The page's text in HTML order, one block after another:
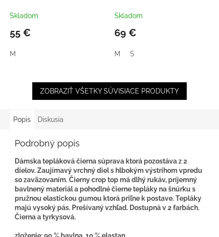
rukávom
Skladom
55 €
M
Skladom
69 €
M S
ZOBRAZIŤ VŠETKY SÚVISIACE PRODUKTY
Popis Diskusia
Podrobný popis
Dámska tepláková čierna súprava ktorá pozostáva z 2
dielov. Zaujímavý vrchný diel s hlbokým výstrihom vpredu
so zaväzovaním. Čierny crop top má dlhý rukáv, príjemný
bavlnený materiál a pohodlné čierne tepláky na šnúrku s
pružnou elastickou gumou ktorá priľne k postave. Tepláky
majú vysoký pás. Prešívaný vzhľad. Dostupná v 2 farbách.
Čierna a tyrkysová.